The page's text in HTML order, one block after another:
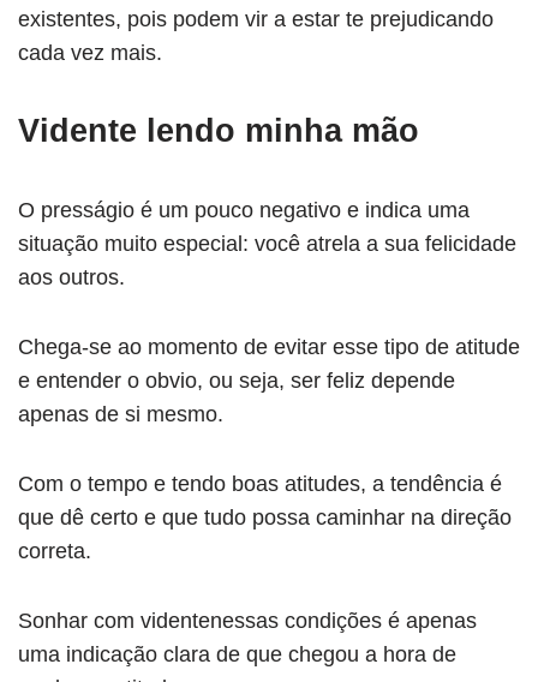
existentes, pois podem vir a estar te prejudicando
cada vez mais.
Vidente lendo minha mão
O presságio é um pouco negativo e indica uma
situação muito especial: você atrela a sua felicidade
aos outros.
Chega-se ao momento de evitar esse tipo de atitude
e entender o obvio, ou seja, ser feliz depende
apenas de si mesmo.
Com o tempo e tendo boas atitudes, a tendência é
que dê certo e que tudo possa caminhar na direção
correta.
Sonhar com videntenessas condições é apenas
uma indicação clara de que chegou a hora de